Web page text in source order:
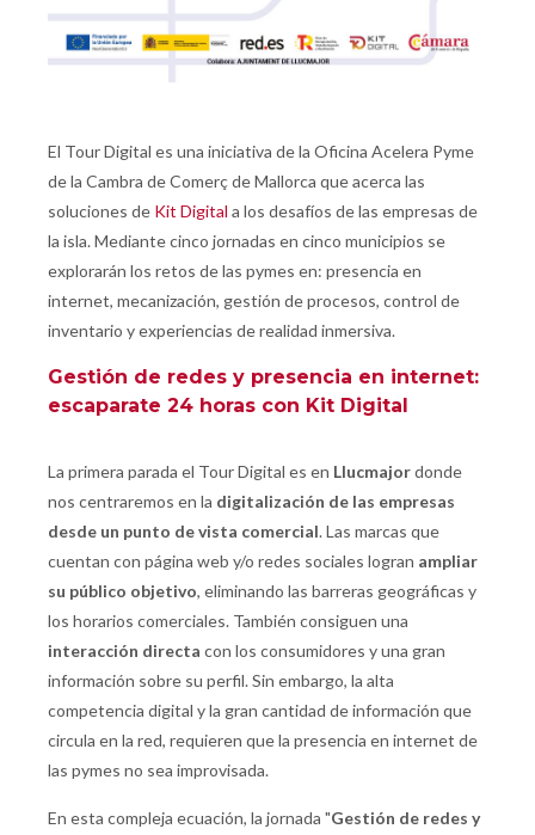
El Tour Digital es una iniciativa de la Oficina Acelera Pyme
de la Cambra de Comerç de Mallorca que acerca las
soluciones de Kit Digital a los desafíos de las empresas de
la isla. Mediante cinco jornadas en cinco municipios se
explorarán los retos de las pymes en: presencia en
internet, mecanización, gestión de procesos, control de
inventario y experiencias de realidad inmersiva.
Gestión de redes y presencia en internet:
escaparate 24 horas con Kit Digital
La primera parada el Tour Digital es en Llucmajordonde
nos centraremos en la digitalización de las empresas
desde un punto de vista comercial. Las marcas que
cuentan con página web y/o redes sociales logran ampliar
su público objetivo, eliminando las barreras geográficas y
los horarios comerciales. También consiguen una
interacción directa con los consumidores y una gran
información sobre su perfil. Sin embargo, la alta
competencia digital y la gran cantidad de información que
circula en la red, requieren que la presencia en internet de
las pymes no sea improvisada.
En esta compleja ecuación, la jornada "Gestión de redes y